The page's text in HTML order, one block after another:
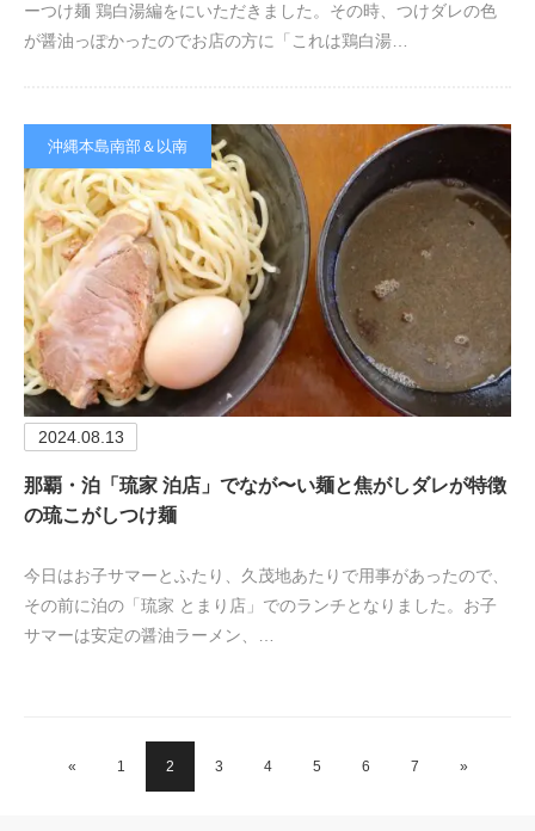
ーつけ麺 鶏白湯編をにいただきました。その時、つけダレの色
が醤油っぽかったのでお店の方に「これは鶏白湯…
沖縄本島南部＆以南
2024.08.13
那覇・泊「琉家 泊店」でなが〜い麺と焦がしダレが特徴
の琉こがしつけ麺
今日はお子サマーとふたり、久茂地あたりで用事があったので、
その前に泊の「琉家 とまり店」でのランチとなりました。お子
サマーは安定の醤油ラーメン、…
« 1 2 3 4 5 6 7 »